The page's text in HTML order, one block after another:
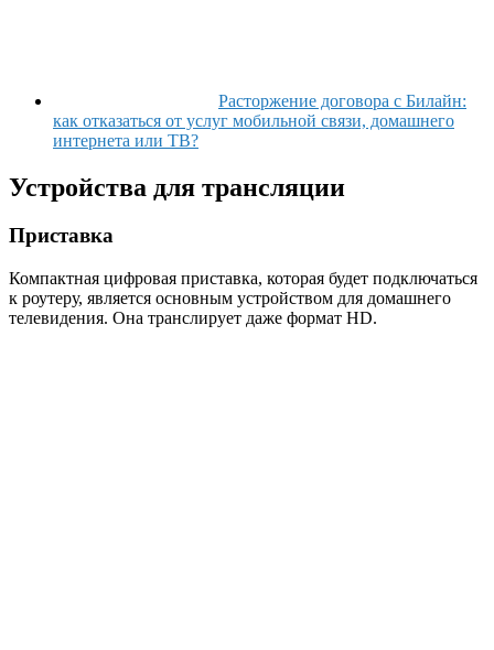
Расторжение договора с Билайн:
как отказаться от услуг мобильной связи, домашнего
интернета или ТВ?
Устройства для трансляции
Приставка
Компактная цифровая приставка, которая будет подключаться
к роутеру, является основным устройством для домашнего
телевидения. Она транслирует даже формат HD.